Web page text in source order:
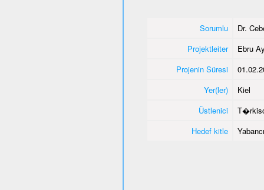
Sorumlu
Dr.
Projektleiter
Ebru
Projenin Süresi
Yer(ler)
Kiel
Üstlenici
Hedef kitle